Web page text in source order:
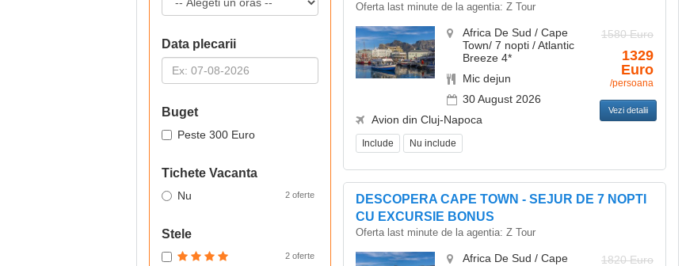
Oferta last minute de la agentia: Z Tour
Africa De Sud / Cape
Town/ 7 nopti / Atlantic
Breeze 4*
Mic dejun
30 August 2026
Avion din Cluj-Napoca
Include Nu include
1580 Euro
1329
Euro
/persoana
Vezi detalii
DESCOPERA CAPE TOWN - SEJUR DE 7 NOPTI
CU EXCURSIE BONUS
Oferta last minute de la agentia: Z Tour
Africa De Sud / Cape
1820 Euro
Data plecarii
Buget
Peste 300 Euro
Tichete Vacanta
2 oferte
Nu
Stele
2 oferte